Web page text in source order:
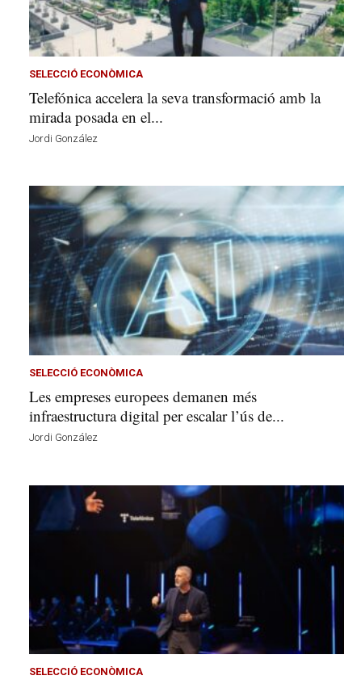
SELECCIÓ ECONÒMICA
Telefónica accelera la seva transformació amb la
mirada posada en el...
Jordi González
SELECCIÓ ECONÒMICA
Les empreses europees demanen més
infraestructura digital per escalar l’ús de...
Jordi González
SELECCIÓ ECONÒMICA